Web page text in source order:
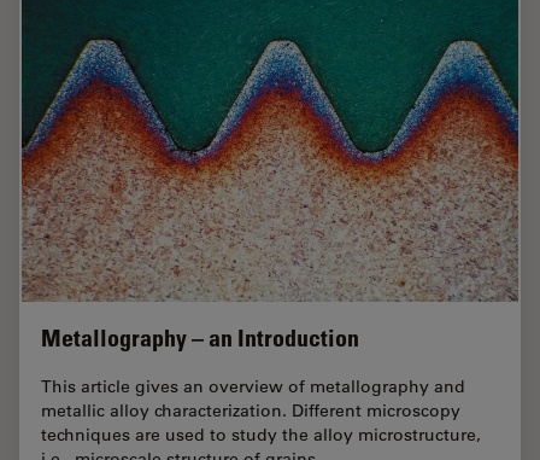
Metallography – an Introduction
This article gives an overview of metallography and
metallic alloy characterization. Different microscopy
techniques are used to study the alloy microstructure,